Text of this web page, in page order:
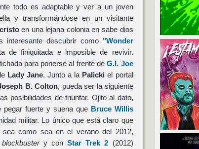
todo es adaptable y ver a un joven
y transformándose en un visitante
en una lejana colonia en sabe dios
interesante descubrir como"Wonder
de finiquitada e imposible de revivir.
para ponerse al frente deG.I. Joe
Lady Jane. Junto a la Palicki el portal
B. Colton, pueda ser la siguiente
posibilidades de triunfar. Ojito al dato,
pegar fuerte y suena que Bruce Willis
militar. Lo único que está claro que
como sea en el verano del 2012,
blockbustery conStar Trek 2 (2012)